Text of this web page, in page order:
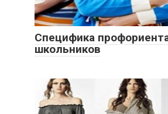
Специфика
школьников